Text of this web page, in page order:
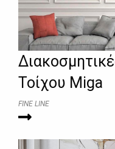
Τοίχου Miga
FINE LINE